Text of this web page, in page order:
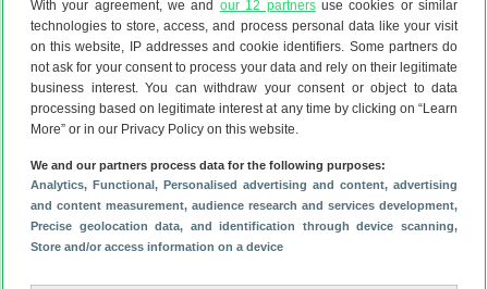
With your agreement, we and our 12 partnersuse cookies or similar
technologies to store, access, and process personal data like your visit
on this website, IP addresses and cookie identifiers. Some partners do
not ask for your consent to process your data and rely on their legitimate
business interest. You can withdraw your consent or object to data
processing based on legitimate interest at any time by clicking on “Learn
More” or in our Privacy Policy on this website.
We and our partners process data for the following purposes:
Analytics, Functional, Personalised advertising and content, advertising
and content measurement, audience research and services development,
Precise geolocation data, and identification through device scanning,
Store and/or access information on a device
Lees verder
klaar voor 5G. Ook de (al
indrukwekkende) schermverhouding
is er weer iets op vooruit gegaan.
Daartegenover heeft de P40 Pro een enorm nadeel op het
softwarevlak. Het ontbreken van Google-apps en -diensten
opzichte van andere Android-telefoons.
Dit probleem heb je met de P30 Pro niet, al is het
updatebeleid van dit toestel ook niet standvastig. Het is
namelijk niet duidelijk of dit toestel naar Android 11 wordt